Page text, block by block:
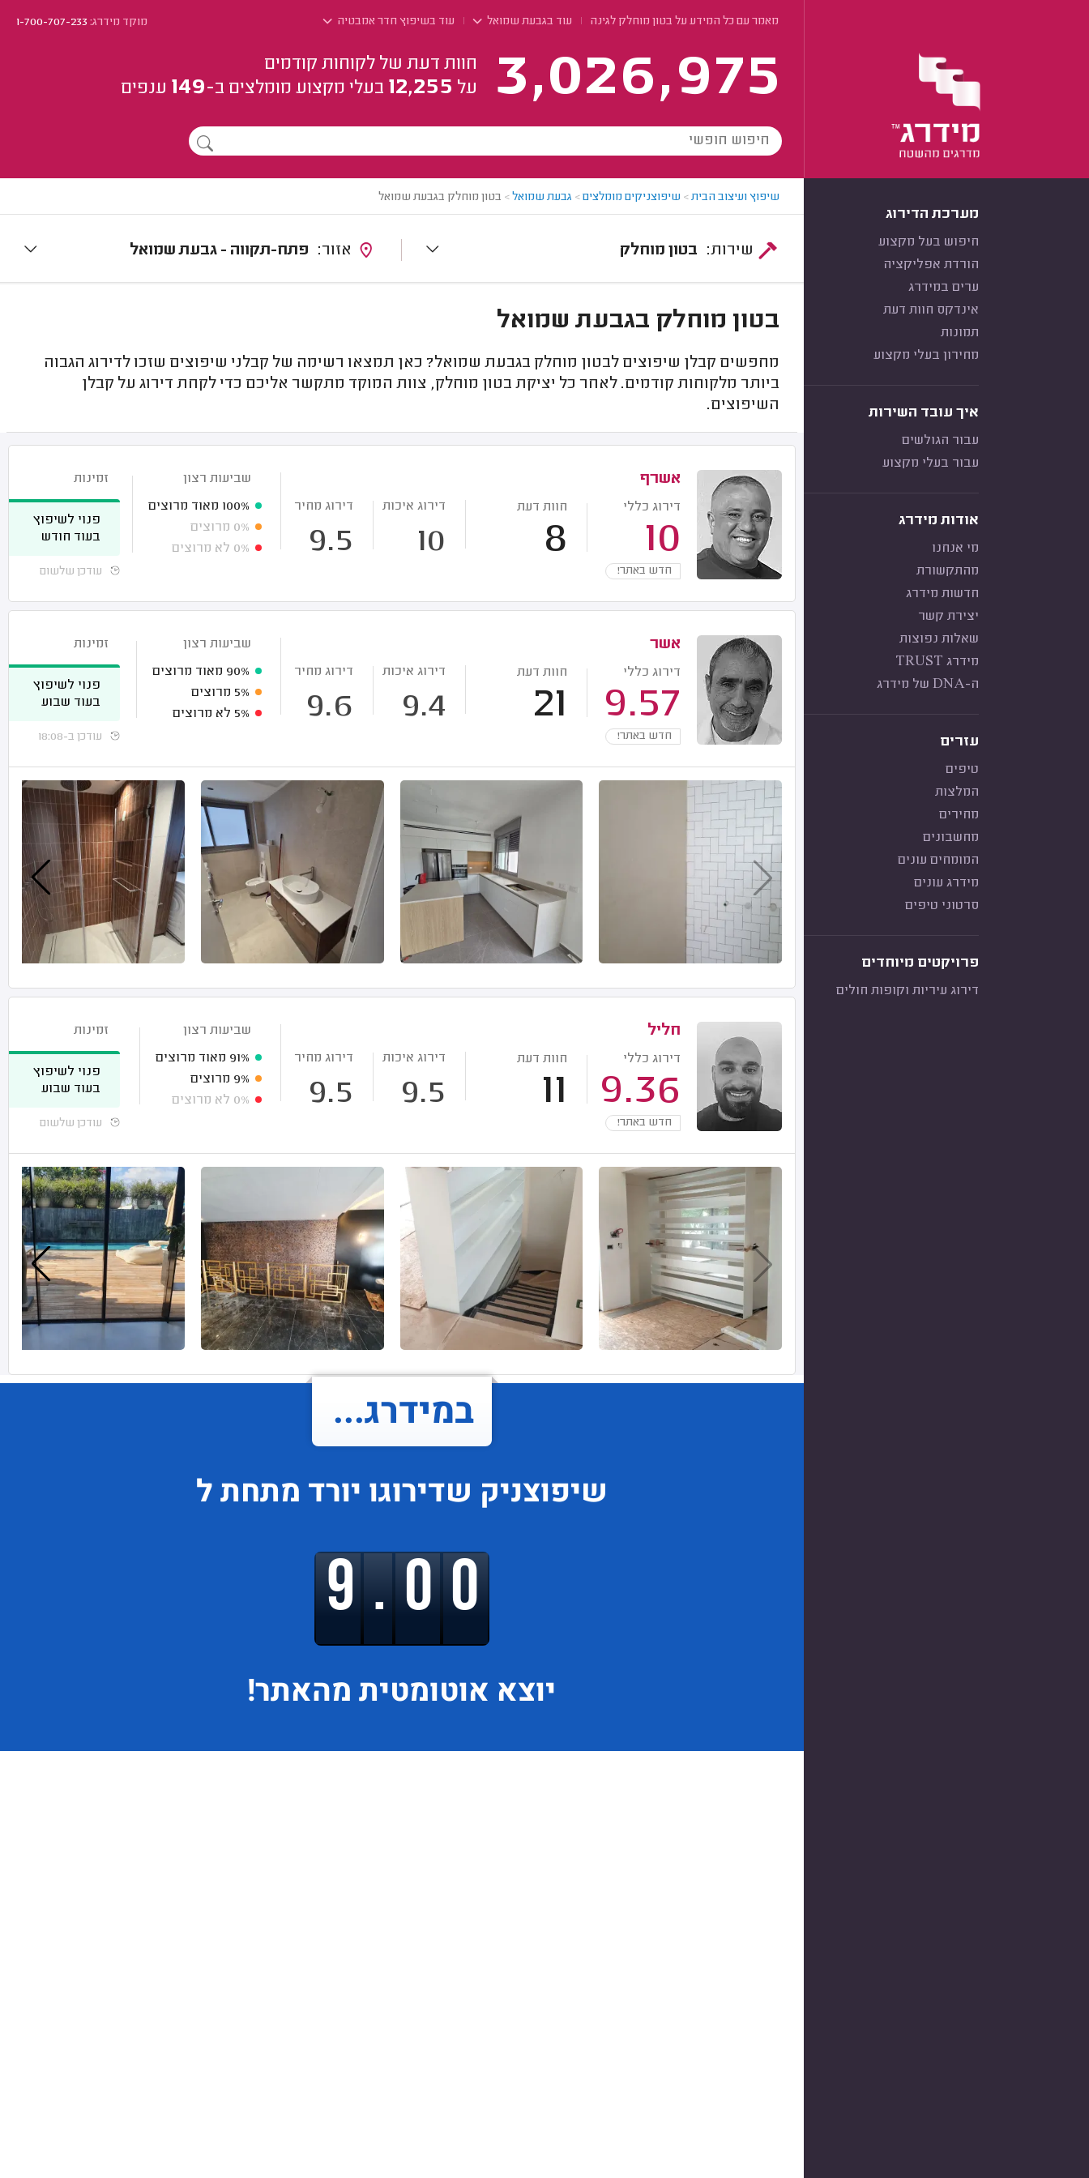
מאמר עם כל המידע על בטון מוחלק לגינה עוד בגבעת שמואל עוד בשיפוץ חדר אמבטיה מוקד מידרג:1-700-707-233
3,026,975
חוות דעת של לקוחות קודמים
על 12,255 בעלי מקצוע מומלצים ב-149 ענפים
מערכת הדירוג
חיפוש בעל מקצוע
הורדת אפליקציה
ערים במידרג
אינדקס חוות דעת
תמונות
מחירון בעלי מקצוע
איך עובד השירות
עבור הגולשים
עבור בעלי מקצוע
אודות מידרג
מי אנחנו
מהתקשורת
חדשות מידרג
יצירת קשר
שאלות נפוצות
מידרג TRUST
ה-DNA של מידרג
עזרים
טיפים
המלצות
מחירים
מחשבונים
המומחים עונים
מידרג עונים
סרטוני טיפים
פרויקטים מיוחדים
דירוג עיריות וקופות חולים
שיפוץ ועיצוב הבית> שיפוצניקים מומלצים> גבעת שמואל> בטון מוחלק בגבעת שמואל
בטון מוחלק פתח-תקווה - גבעת שמואל
בטון מוחלק בגבעת שמואל
מחפשים קבלן שיפוצים לבטון מוחלק בגבעת שמואל? כאן תמצאו רשימה של קבלני שיפוצים שזכו לדירוג הגבוה
ביותר מלקוחות קודמים. לאחר כל יציקת בטון מוחלק, צוות המוקד מתקשר אליכם כדי לקחת דירוג על קבלן
השיפוצים.
אשרף
דירוג כללי
10
חוות דעת
8
דירוג איכות
10
דירוג מחיר
9.5
חדש באתר!
שביעות רצון
100% מאוד מרוצים
0% מרוצים
0% לא מרוצים
זמינות
פנוי לשיפוץ
בעוד חודש
עודכן שלשום
אשר
דירוג כללי
9.57
חוות דעת
21
דירוג איכות
9.4
דירוג מחיר
9.6
חדש באתר!
שביעות רצון
90% מאוד מרוצים
5% מרוצים
5% לא מרוצים
זמינות
פנוי לשיפוץ
בעוד שבוע
עודכן ב-18:08
חליל
דירוג כללי
9.36
חוות דעת
11
דירוג איכות
9.5
דירוג מחיר
9.5
חדש באתר!
שביעות רצון
91% מאוד מרוצים
9% מרוצים
0% לא מרוצים
זמינות
פנוי לשיפוץ
בעוד שבוע
עודכן שלשום
במידרג...
שיפוצניק שדירוגו יורד מתחת ל
9.00
יוצא אוטומטית מהאתר!